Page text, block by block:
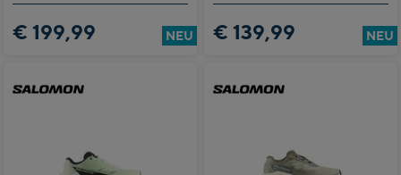
€ 199,99 NEU € 139,99 NEU